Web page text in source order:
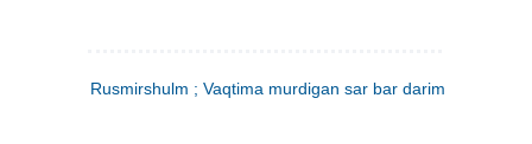
Rusmirshulm ; Vaqtima murdigan sar bar darim